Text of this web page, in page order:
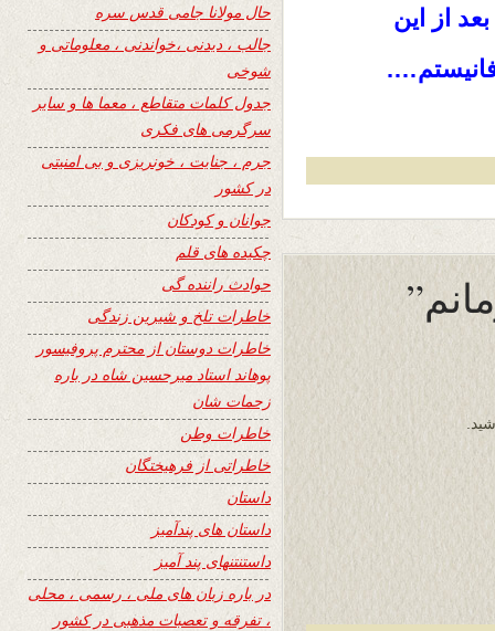
از این
حال مولانا جامی قدس سره
جالب ، دیدنی ،خواندنی ، معلوماتی و
شوخی
جدول کلمات متقاطع ، معما ها و سایر
سرگرمی های فکری
جرم ، جنایت ، خونریزی و بی امنیتی
در کشور
جوانان و کودکان
چکیده های قلم
حوادث راننده گی
خاطرات تلخ و شیرین زندگی
خاطرات دوستان از محترم پروفیسور
پوهاند استاد میرحسین شاه در باره
زحمات شان
خاطرات وطن
خاطراتی از فرهیختگان
داستان
داستان های پندآمیز
داستنتنهای پند آمیز
در باره زبان های ملی ، رسمی ، محلی
، تفرقه و تعصبات مذهبی در کشور